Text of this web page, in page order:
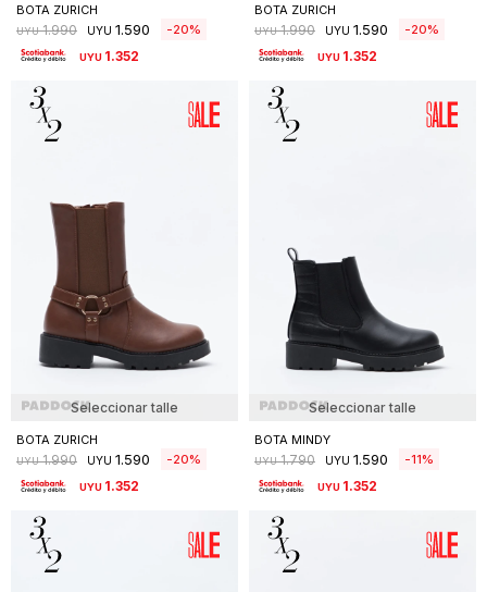
BOTA ZURICH
UYU 1.990 UYU 1.590 20
UYU 1.352
BOTA ZURICH
UYU 1.990 UYU 1.590 20
UYU 1.352
Seleccionar talle
BOTA ZURICH
UYU 1.990 UYU 1.590 20
UYU 1.352
Seleccionar talle
BOTA MINDY
UYU 1.790 UYU 1.590 11
UYU 1.352